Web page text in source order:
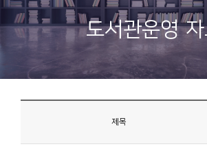
도서관운영
제목
소
개
지
사